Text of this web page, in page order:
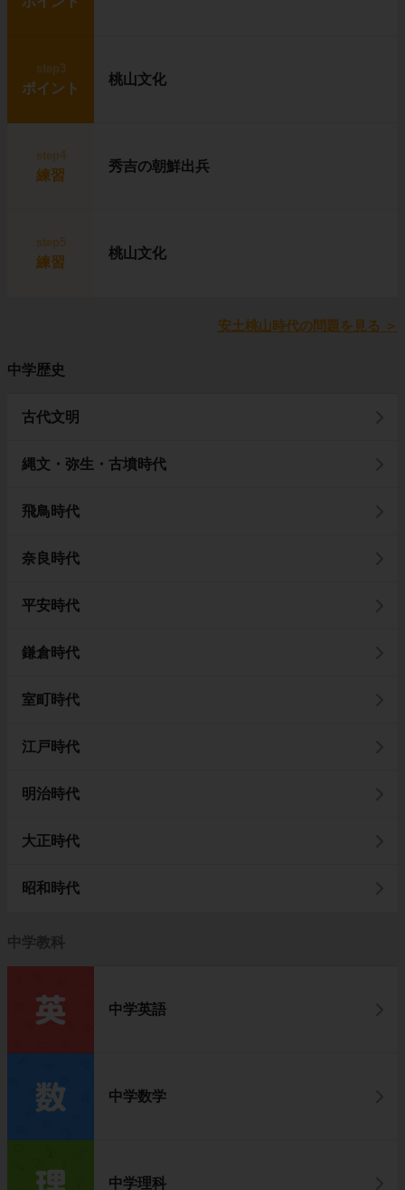
step3
ポイント
桃山文化
step4
練習
秀吉の朝鮮出兵
step5
練習
桃山文化
安土桃山時代の問題を見る ＞
中学歴史
古代文明
縄文・弥生・古墳時代
飛鳥時代
奈良時代
平安時代
鎌倉時代
室町時代
江戸時代
明治時代
大正時代
昭和時代
中学教科
中学英語
中学数学
中学理科